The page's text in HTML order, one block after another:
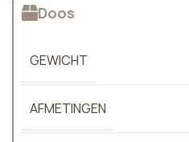
Doos
GEWICHT
AFMETINGEN